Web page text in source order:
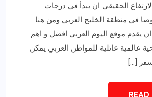
الحقيقي ان يبدأ في درجات
في منطقة الخليج العربي ومن هنا
يقدم موقع اليوم العربي افضل و اهم
5 سياحية عالمية عائلية للمواطن العربي يمكن
[…]